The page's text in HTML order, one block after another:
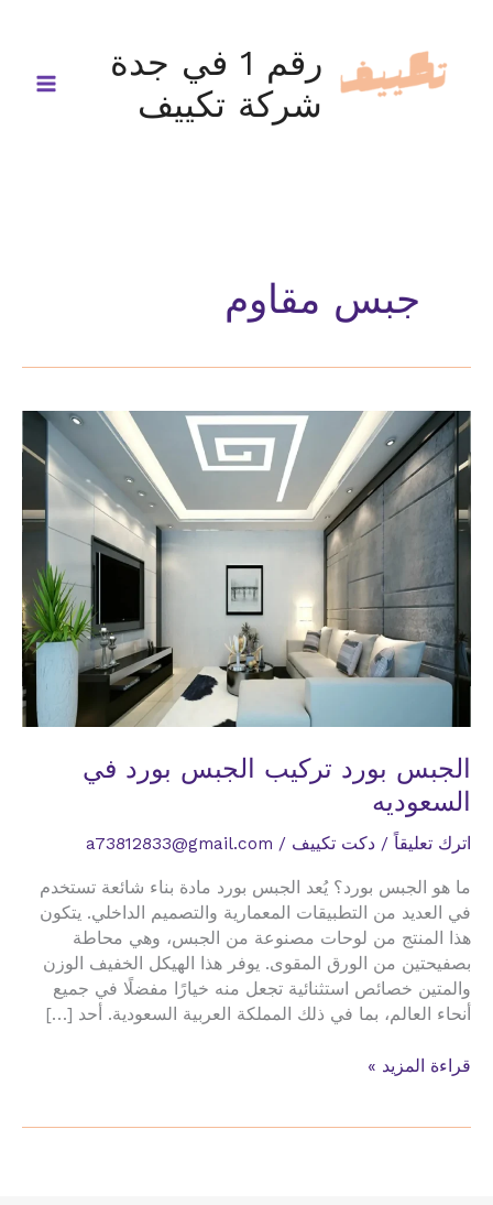
المحتوى
رقم 1 في جدة
شركة تكييف
جبس مقاوم
الجبس بورد تركيب الجبس بورد في
السعوديه
اترك تعليقاً / دكت تكييف /
a73812833@gmail.com
ما هو الجبس بورد؟ يُعد الجبس بورد مادة بناء شائعة تستخدم
في العديد من التطبيقات المعمارية والتصميم الداخلي. يتكون
هذا المنتج من لوحات مصنوعة من الجبس، وهي محاطة
بصفيحتين من الورق المقوى. يوفر هذا الهيكل الخفيف الوزن
والمتين خصائص استثنائية تجعل منه خيارًا مفضلًا في جميع
أنحاء العالم، بما في ذلك المملكة العربية السعودية. أحد […]
الجبس
قراءة المزيد »